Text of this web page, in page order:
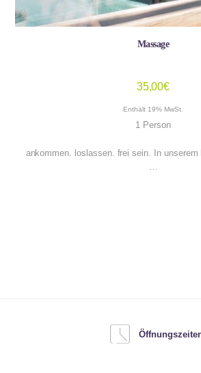
Massage
35,00€
Enthält 19% MwSt.
1 Person
ankommen. loslassen. frei sein. In unserem